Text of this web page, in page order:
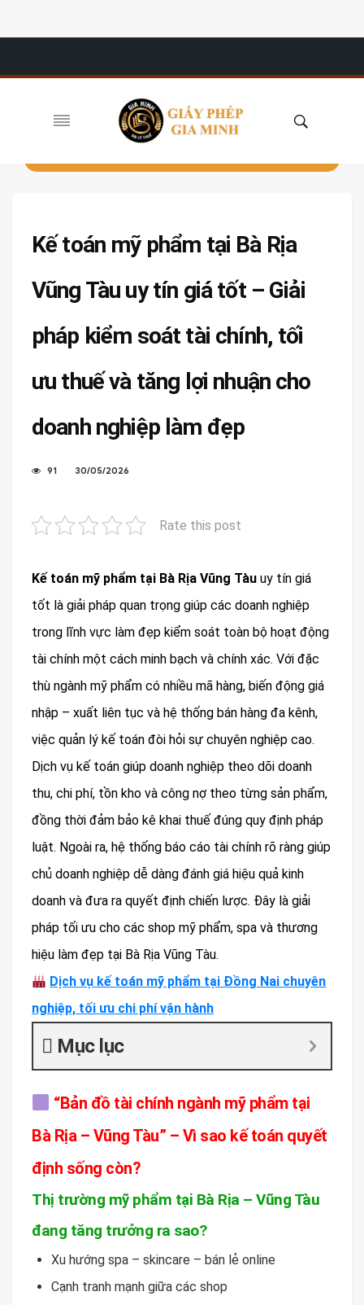
Kế toán mỹ phẩm tại Bà Rịa
Vũng Tàu uy tín giá tốt – Giải
pháp kiểm soát tài chính, tối
ưu thuế và tăng lợi nhuận cho
doanh nghiệp làm đẹp
91 30/05/2026
Rate this post
Kế toán mỹ phẩm tại Bà Rịa Vũng Tàu uy tín giá
tốt là giải pháp quan trọng giúp các doanh nghiệp
trong lĩnh vực làm đẹp kiểm soát toàn bộ hoạt động
tài chính một cách minh bạch và chính xác. Với đặc
thù ngành mỹ phẩm có nhiều mã hàng, biến động giá
nhập – xuất liên tục và hệ thống bán hàng đa kênh,
việc quản lý kế toán đòi hỏi sự chuyên nghiệp cao.
Dịch vụ kế toán giúp doanh nghiệp theo dõi doanh
thu, chi phí, tồn kho và công nợ theo từng sản phẩm,
đồng thời đảm bảo kê khai thuế đúng quy định pháp
luật. Ngoài ra, hệ thống báo cáo tài chính rõ ràng giúp
chủ doanh nghiệp dễ dàng đánh giá hiệu quả kinh
doanh và đưa ra quyết định chiến lược. Đây là giải
pháp tối ưu cho các shop mỹ phẩm, spa và thương
hiệu làm đẹp tại Bà Rịa Vũng Tàu.
Dịch vụ kế toán mỹ phẩm tại Đồng Nai chuyên
nghiệp, tối ưu chi phí vận hành
Mục lục
“Bản đồ tài chính ngành mỹ phẩm tại
Bà Rịa – Vũng Tàu” – Vì sao kế toán quyết
định sống còn?
Thị trường mỹ phẩm tại Bà Rịa – Vũng Tàu
đang tăng trưởng ra sao?
Xu hướng spa – skincare – bán lẻ online
Cạnh tranh mạnh giữa các shop